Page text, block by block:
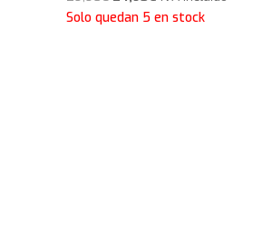
precio precio
Solo quedan 5 en stock